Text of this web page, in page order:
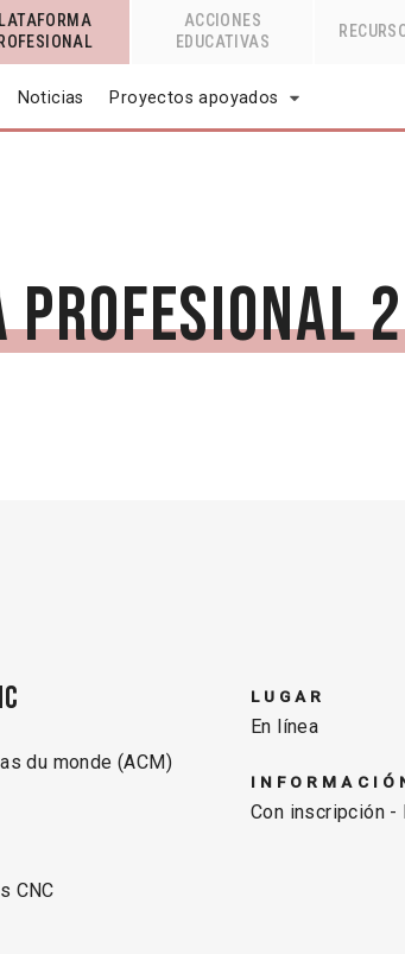
ACCIONES
EDUCATIVAS
Noticias Proyectos apoyados
profesional
LUGAR
En línea
Con inscripción -
du monde (ACM)
CNC